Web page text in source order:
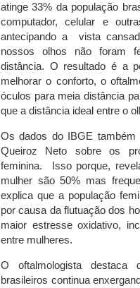
atinge 33% da população
computador, celular e
antecipando a vista
nossos olhos não foram
distância. O resultado é a
melhorar o conforto, o
óculos para meia distância
que a distância ideal entre o
Os dados do IBGE também
Queiroz Neto sobre os
feminina. Isso porque,
mulher são 50% mas
explica que a população
por causa da flutuação dos
maior estresse oxidativo,
entre mulheres.
O oftalmologista destaca
brasileiros continua